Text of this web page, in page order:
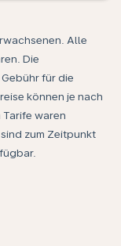
Alle
Die
für die
können je nach
waren
zum Zeitpunkt